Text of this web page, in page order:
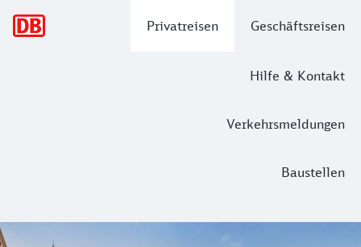
Privatreisen Geschäftsreisen
Hilfe & Kontakt
Verkehrsmeldungen
Baustellen
Die My BahnCard 100